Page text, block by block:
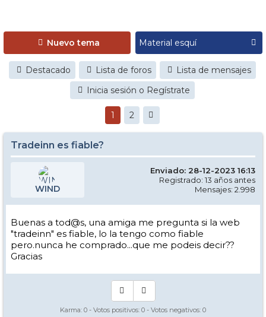
Nuevo tema
Destacado Lista de foros
Lista de mensajes
Inicia sesión o Regístrate
1 2
Tradeinn es fiable?
WIND
Enviado: 28-12-2023 16:13
Registrado: 13 años antes
Mensajes: 2.998
Buenas a tod@s, una amiga me pregunta si la web
"tradeinn" es fiable, lo la tengo como fiable
pero.nunca he comprado...que me podeis decir??
Gracias
Karma: 0 - Votos positivos: 0 - Votos negativos: 0